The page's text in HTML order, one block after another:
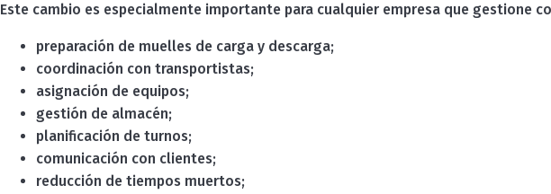
Este cambio es especialmente importante para cualquier empresa que gestione
preparación de muelles de carga y descarga;
coordinación con transportistas;
asignación de equipos;
gestión de almacén;
planificación de turnos;
comunicación con clientes;
reducción de tiempos muertos;